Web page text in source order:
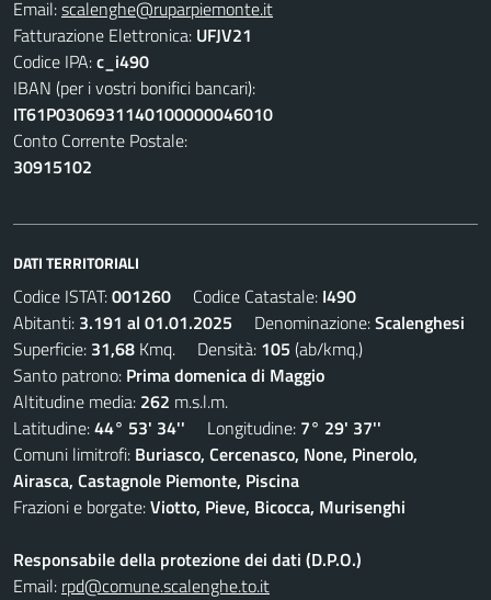
Email:scalenghe@ruparpiemonte.it
Fatturazione Elettronica: UFJV21
Codice IPA:c_i490
IBAN (per i vostri bonifici bancari):
IT61P0306931140100000046010
Conto Corrente Postale:
30915102
DATI TERRITORIALI
Codice ISTAT:001260 Codice Catastale: I490
Abitanti: 3.191 al 01.01.2025 Denominazione:Scalenghesi
Superficie: 31,68 Kmq. Densità: 105 (ab/kmq.)
Santo patrono: Prima domenica di Maggio
Altitudine media: 262 m.s.l.m.
Latitudine:44° 53' 34'' Longitudine: 7° 29' 37''
Comuni limitrofi: Buriasco, Cercenasco, None, Pinerolo,
Airasca, Castagnole Piemonte, Piscina
Frazioni e borgate:Viotto, Pieve, Bicocca, Murisenghi
Responsabile della protezione dei dati (D.P.O.)
Email: rpd@comune.scalenghe.to.it